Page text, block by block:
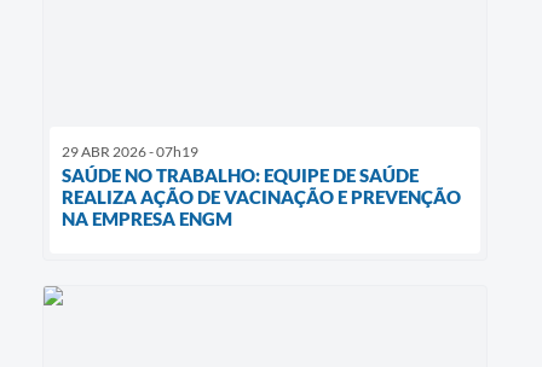
29 ABR 2026 - 07h19
SAÚDE NO TRABALHO: EQUIPE DE SAÚDE
REALIZA AÇÃO DE VACINAÇÃO E PREVENÇÃO
NA EMPRESA ENGM